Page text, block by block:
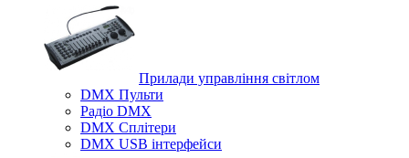
Прилади управління світлом
DMX Пульти
Радіо DMX
DMX Сплітери
DMX USB інтерфейси